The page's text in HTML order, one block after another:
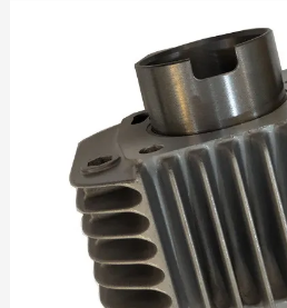
RUMAH
PRODUK
VIDEO